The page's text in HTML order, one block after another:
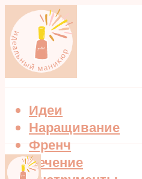
Идеи
Наращивание
Френч
Лечение